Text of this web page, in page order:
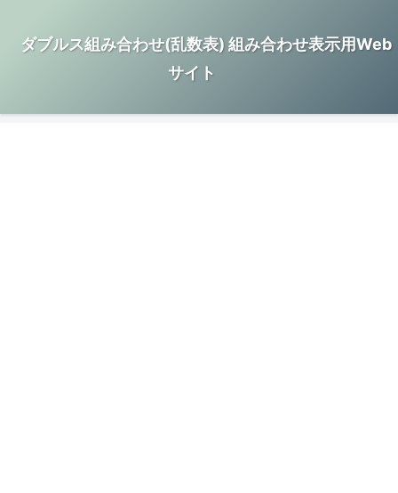
ダブルス組み合わせ(乱数表) 組み合わせ表示用Web
サイト